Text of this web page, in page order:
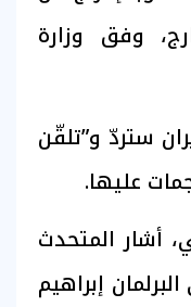
وفق وزارة
ستردّ و”تلقّن
عليها.
أشار المتحدث
إبراهيم